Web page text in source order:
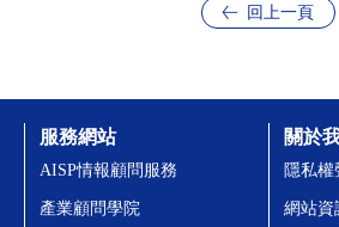
回上一頁
服務網站
AISP情報顧問服務
產業顧問學院
關於
隱私權
網站資